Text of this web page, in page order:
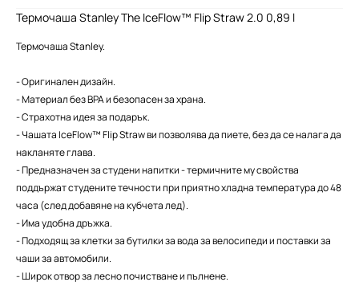
Термочаша Stanley The IceFlow™ Flip Straw 2.0 0,89 l
Термочаша Stanley.
- Оригинален дизайн.
- Материал без BPA и безопасен за храна.
- Страхотна идея за подарък.
- Чашата IceFlow™ Flip Straw ви позволява да пиете, без да се налага да
накланяте глава.
- Предназначен за студени напитки - термичните му свойства
поддържат студените течности при приятно хладна температура до 48
часа (след добавяне на кубчета лед).
- Има удобна дръжка.
- Подходящ за клетки за бутилки за вода за велосипеди и поставки за
чаши за автомобили.
- Широк отвор за лесно почистване и пълнене.